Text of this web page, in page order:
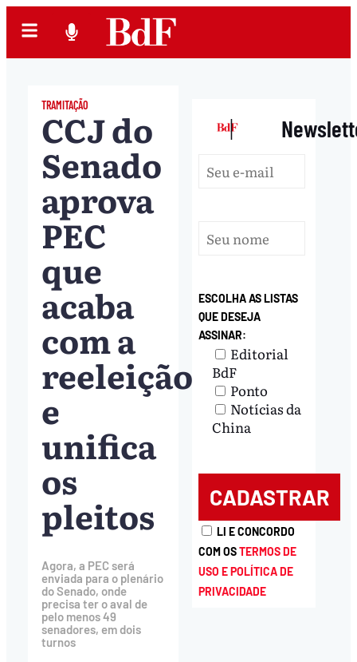
TRAMITAÇÃO
CCJ do
Senado
aprova
PEC
que
acaba
com a
reeleição
e
unifica
os
pleitos
Agora, a PEC será
enviada para o plenário
do Senado, onde
precisa ter o aval de
pelo menos 49
senadores, em dois
turnos
|
ESCOLHA AS LISTAS
QUE DESEJA
ASSINAR:
Editorial
BdF
Ponto
Notícias da
China
LI E CONCORDO
COM OSTERMOS DE
USO E POLÍTICA DE
PRIVACIDADE